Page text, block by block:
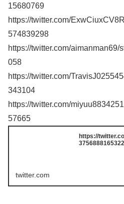
15680769
https://twitter.com/
574839298
https://twitter.com/
058
https://twitter.com/
343104
https://twitter.com/
57665
https://
twitter.com